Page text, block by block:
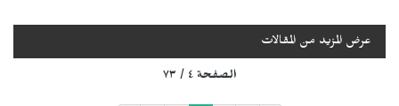
عرض المزيد من المقالات
الصفحة ٤ / ٧٣